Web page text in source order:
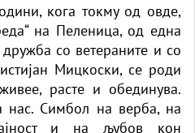
кога токму од овде,
на Пеленица, од една
со ветераните и со
Мицкоски, се роди
расте и обединува.
Симбол на верба, на
и на љубов кон